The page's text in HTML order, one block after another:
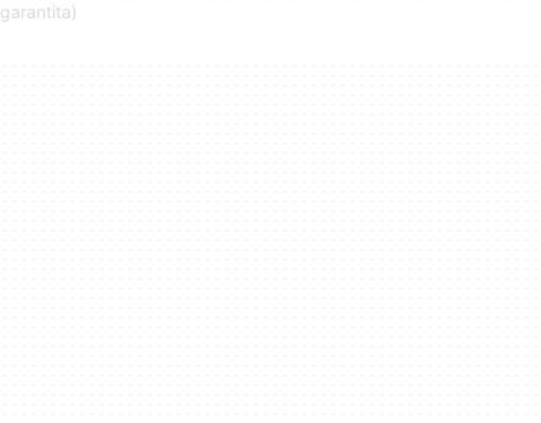
garantita)